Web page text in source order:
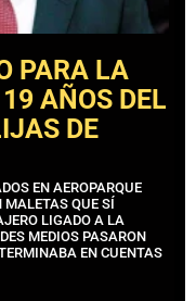
PARA LA
AÑOS DEL
DE
EN AEROPARQUE
MALETAS QUE SÍ
LIGADO A LA
MEDIOS PASARON
EN CUENTAS